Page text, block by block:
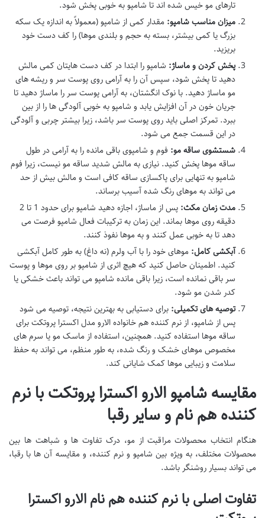
تارهای مو خیس شده اند تا شامپو به خوبی پخش شود.
میزان مناسب شامپو: مقدار کمی از شامپو (معمولاً به اندازه یک سکه
بزرگ یا کمی بیشتر، بسته به حجم و بلندی موها) را کف دست خود
بریزید.
پخش کردن و ماساژ: شامپو را ابتدا در کف دست هایتان کمی مالش
دهید تا پخش شود، سپس آن را به آرامی روی پوست سر و ریشه های
مو ماساژ دهید. با نوک انگشتان، به آرامی پوست سر را ماساژ دهید تا
جریان خون در آن افزایش یابد و شامپو به خوبی آلودگی ها را از بین
ببرد. تمرکز اصلی باید روی پوست سر باشد، زیرا بیشتر چربی و آلودگی
در این قسمت جمع می شود.
شستشوی ساقه مو: فوم و شامپوی باقی مانده را به آرامی در طول
ساقه موها پخش کنید. نیازی به مالش شدید ساقه مو نیست، زیرا فوم
شامپو به تنهایی برای پاکسازی ساقه کافی است و مالش بیش از حد
می تواند به موهای رنگ شده آسیب برساند.
مدت زمان مکث:
پس از ماساژ، اجازه دهید شامپو برای حدود 1 تا 2
دقیقه روی موها بماند. این زمان به ترکیبات فعال شامپو فرصت می
دهد تا به خوبی عمل کنند و به موها نفوذ کنند.
آبکشی کامل: موهای خود را با آب ولرم (نه داغ) به طور کامل آبکشی
کنید. اطمینان حاصل کنید که هیچ اثری از شامپو بر روی موها و پوست
سر باقی نمانده است، زیرا باقی مانده شامپو می تواند باعث خشکی یا
کدر شدن مو شود.
توصیه های تکمیلی: برای دستیابی به بهترین نتیجه، توصیه می شود
پس از شامپو، از نرم کننده هم خانواده الارو مدل اکسترا پروتکت برای
ساقه موها استفاده کنید. همچنین، استفاده از ماسک مو یا سرم های
مخصوص موهای خشک و رنگ شده، به طور منظم، می تواند به حفظ
سلامت و زیبایی موها کمک شایانی کند.
مقایسه شامپو الارو اکسترا پروتکت با نرم
کننده هم نام و سایر رقبا
هنگام انتخاب محصولات مراقبت از مو، درک تفاوت ها و شباهت ها بین
محصولات مختلف، به ویژه بین شامپو و نرم کننده، و مقایسه آن ها با رقبا،
می تواند بسیار روشنگر باشد.
تفاوت اصلی با نرم کننده هم نام الارو اکسترا